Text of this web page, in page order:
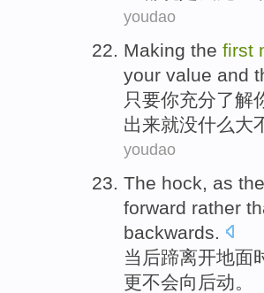
youdao
Making the first
your value and
只要你充分了解
出来就没什么大
youdao
The hock , as
forward rather
backwards
当 后蹄离开地面
更不会向后动。